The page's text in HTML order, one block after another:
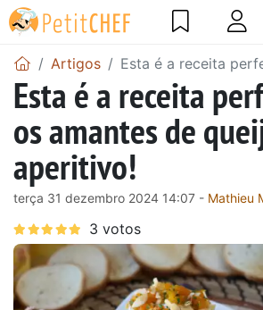
Artigos Esta é a receita
Esta é a receita
os amantes de
aperitivo!
terça 31 dezembro 2024 14:07 - Mathieu